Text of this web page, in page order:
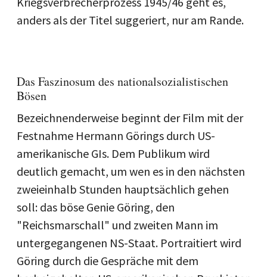
anders als der Titel suggeriert, nur am Rande.
Das Faszinosum des nationalsozialistischen
Bösen
Bezeichnenderweise beginnt der Film mit der
Festnahme Hermann Görings durch US-
amerikanische GIs. Dem Publikum wird
deutlich gemacht, um wen es in den nächsten
zweieinhalb Stunden hauptsächlich gehen
soll: das böse Genie Göring, den
"Reichsmarschall" und zweiten Mann im
untergegangenen NS-Staat. Portraitiert wird
Göring durch die Gespräche mit dem